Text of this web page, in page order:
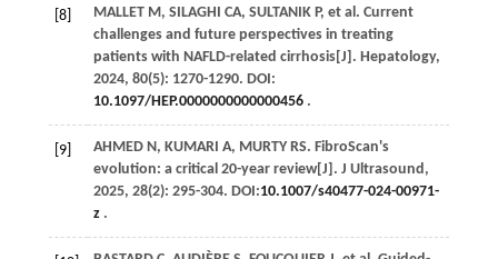
[8] MALLET M , SILAGHI CA, SULTANIK P, et al . Current
challenges and future perspectives in treating
patients with NAFLD-related cirrhosis[J]. Hepatology,
2024, 80(5): 1270-1290. DOI:
10.1097/HEP.0000000000000456.
[9] AHMED N , KUMARI A, MURTY RS. FibroScan's
evolution: a critical 20-year review[J]. J Ultrasound ,
2025, 28(2): 295-304. DOI:10.1007/s40477-024-00971-
z.